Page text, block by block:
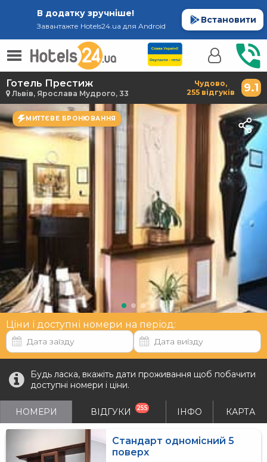
В додатку зручніше!
Завантажте Hotels24.ua для Android
Встановити
Готель Престиж
Львів, Ярослава Мудрого, 33
Чудово, 9.1
255 відгуків
МИТТЄВЕ БРОНЮВАННЯ
Ціни і доступні номери на період:
Будь ласка, вкажіть дати проживання щоб побачити
доступні номери і ціни.
НОМЕРИ ВІДГУКИ 255 ІНФО КАРТА
Стандарт одномісний 5
поверх